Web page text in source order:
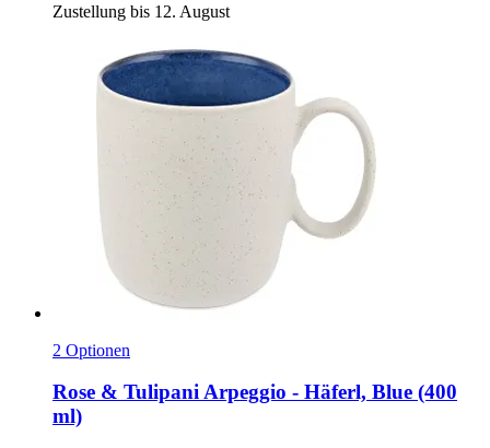
Zustellung bis 12. August
2 Optionen
Rose & TulipaniArpeggio -​ Häferl, Blue (400
ml)